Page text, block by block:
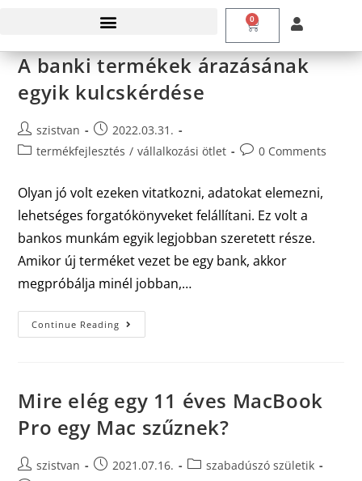
0
A banki termékek árazásának
egyik kulcskérdése
szistvan
2022.03.31.
termékfejlesztés / vállalkozási ötlet 0 Comments
Olyan jó volt ezeken vitatkozni, adatokat elemezni,
lehetséges forgatókönyveket felállítani. Ez volt a
bankos munkám egyik legjobban szeretett része.
Amikor új terméket vezet be egy bank, akkor
megpróbálja minél jobban,…
Continue Reading
Mire elég egy 11 éves MacBook
Pro egy Mac szűznek?
szistvan 2021.07.16.
szabadúszó születik